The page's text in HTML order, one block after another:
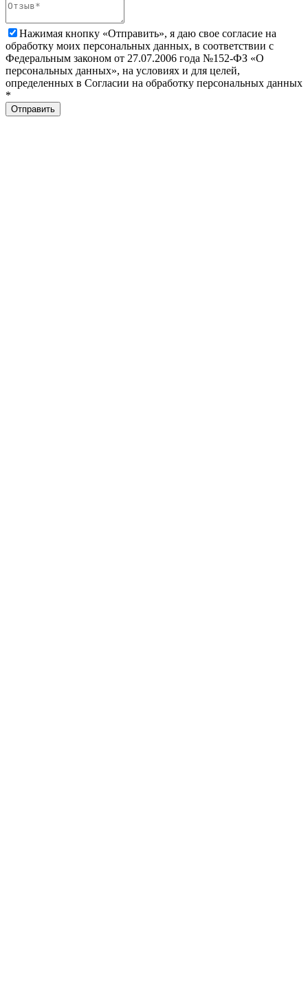
Нажимая кнопку «Отправить», я даю свое согласие на
обработку моих персональных данных, в соответствии с
Федеральным законом от 27.07.2006 года №152-ФЗ «О
персональных данных», на условиях и для целей,
определенных в Согласии на обработку персональных данных
*
Отправить